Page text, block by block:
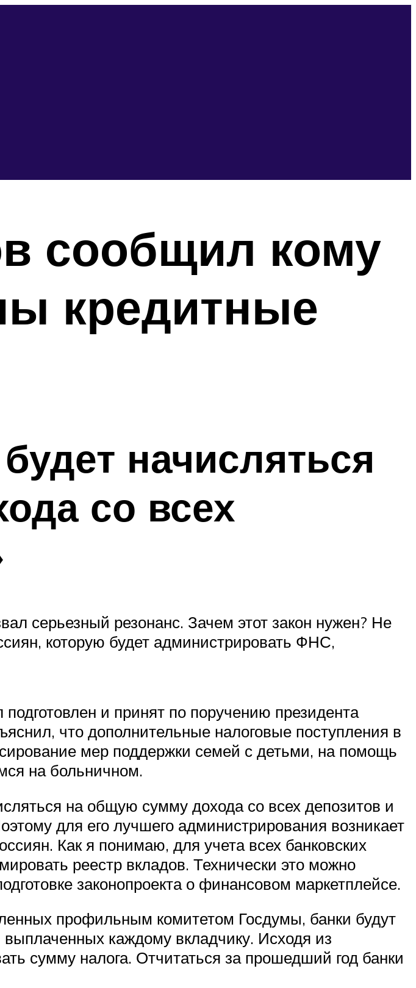
сообщил кому
кредитные
начисляться
со всех
серьезный резонанс. Зачем этот закон нужен? Не
которую будет администрировать ФНС,
и принят по поручению президента
что дополнительные налоговые поступления в
мер поддержки семей с детьми, на помощь
на больничном.
на общую сумму дохода со всех депозитов и
для его лучшего администрирования возникает
Как я понимаю, для учета всех банковских
реестр вкладов. Технически это можно
законопроекта о финансовом маркетплейсе.
профильным комитетом Госдумы, банки будут
каждому вкладчику. Исходя из
сумму налога. Отчитаться за прошедший год банки